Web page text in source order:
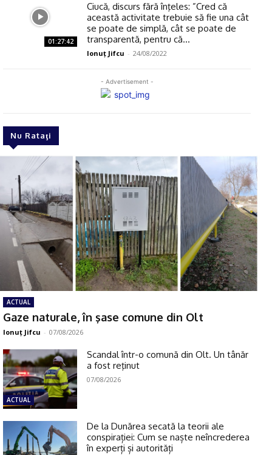
- Advertisement -
Nu Rataţi
ACTUAL
Gaze naturale, în şase comune din Olt
Ionuţ Jifcu - 07/08/2026
ACTUAL
Scandal într-o comună din Olt. Un tânăr
a fost reţinut
07/08/2026
De la Dunărea secată la teorii ale
conspirației: Cum se naște neîncrederea
în experți și autorități
01:27:42
Ciucă, discurs fără înţeles: ”Cred că
această activitate trebuie să fie una cât
se poate de simplă, cât se poate de
transparentă, pentru că...
Ionuţ Jifcu - 24/08/2022